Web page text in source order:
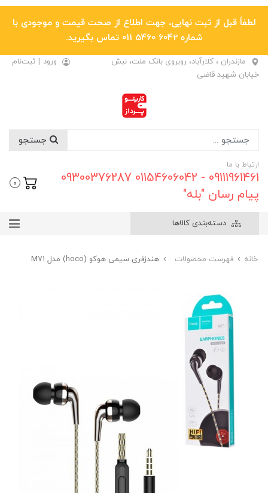
لطفاً قبل از ثبت نهایی، جهت اطلاع از صحت قیمت و موجودی با
شماره 6042 5460 011 تماس بگیرید.
مازندران ، کلارآباد، روبروی بانک ملت، نبش
خیابان شهید قاضی
ورود | ثبت‌نام
ارتباط با ما
09111961461 - 01154606042 09300376287
پیام رسان "بله"
0
دسته‌بندی کالاها
خانه فهرست محصولات هندزفری سیمی هوکو (hoco) مدل M71